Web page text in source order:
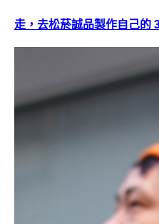
走，去松菸誠品製作自己的